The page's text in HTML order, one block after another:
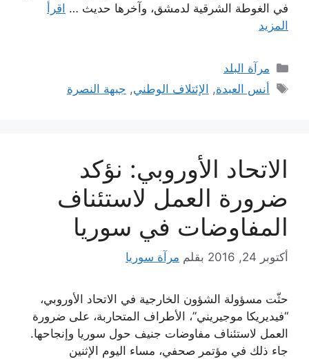
في الغوطة الشرقية لدمشق، وآخرها حديث … اقرأ
المزيد
التصنيفات
مرآة البلد
الوسوم
أنس العبدة, الإئتلاف الوطني, جبهة النصرة
الاتحاد الأوروبي: نؤكد
ضرورة العمل لاستئناف
المفاوضات في سوريا
أكتوبر 24, 2016 بقلم مرآة سوريا
حثّت مسؤولة الشؤون الخارجية في الاتحاد الأوروبي،
“فيديريكا موجيريني”، الأطراف المتحاربة، على ضرورة
العمل لاستئناف مفاوضات جنيف حول سوريا وإنجاحها.
جاء ذلك في مؤتمر صحفي، مساء اليوم الإثنين